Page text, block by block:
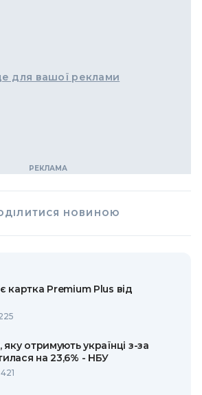
для вашої реклами
НОВИНОЮ
картка Premium Plus від
яку отримують українці з-за
на 23,6% - НБУ
421